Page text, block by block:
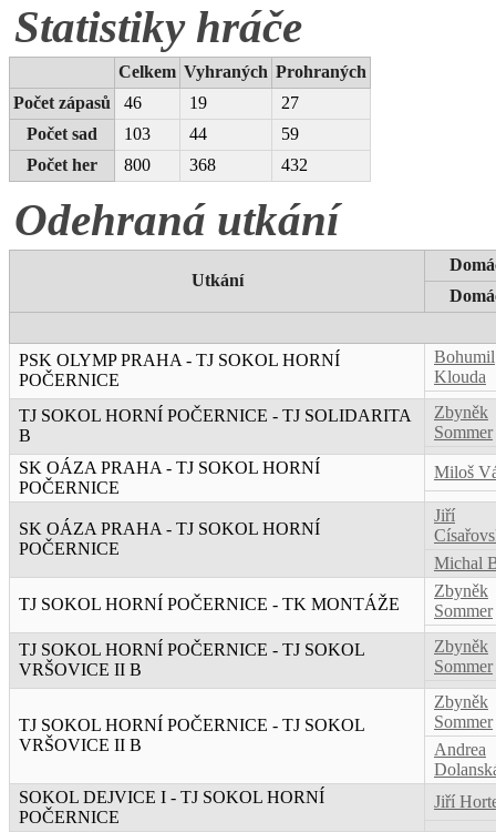
Statistiky hráče
Celkem Vyhraných Prohraných
Počet zápasů
46 19
27
Počet sad
103 44
59
Počet her
800 368 432
Odehraná utkání
Utkání
PSK OLYMP PRAHA - TJ SOKOL HORNÍ
POČERNICE
Bohumil
Klouda
TJ SOKOL HORNÍ POČERNICE - TJ SOLIDARITA
B
Zbyněk
Sommer
SK OÁZA PRAHA - TJ SOKOL HORNÍ
POČERNICE
Miloš
SK OÁZA PRAHA - TJ SOKOL HORNÍ
POČERNICE
Jiří
Michal
TJ SOKOL HORNÍ POČERNICE - TK MONTÁŽE
Zbyněk
Sommer
TJ SOKOL HORNÍ POČERNICE - TJ SOKOL
VRŠOVICE II B
Zbyněk
Sommer
TJ SOKOL HORNÍ POČERNICE - TJ SOKOL
VRŠOVICE II B
Zbyněk
Sommer
Andrea
SOKOL DEJVICE I - TJ SOKOL HORNÍ
POČERNICE
Jiří